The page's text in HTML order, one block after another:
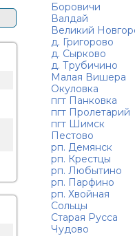
Боровичи
Валдай
Великий
д. Григорово
д. Сырково
д. Трубичино
Малая Вишера
Окуловка
пгт Панковка
пгт Пролетарий
пгт Шимск
Пестово
рп. Демянск
рп. Крестцы
рп. Любытино
рп. Парфино
рп. Хвойная
Сольцы
Старая Русса
Чудово